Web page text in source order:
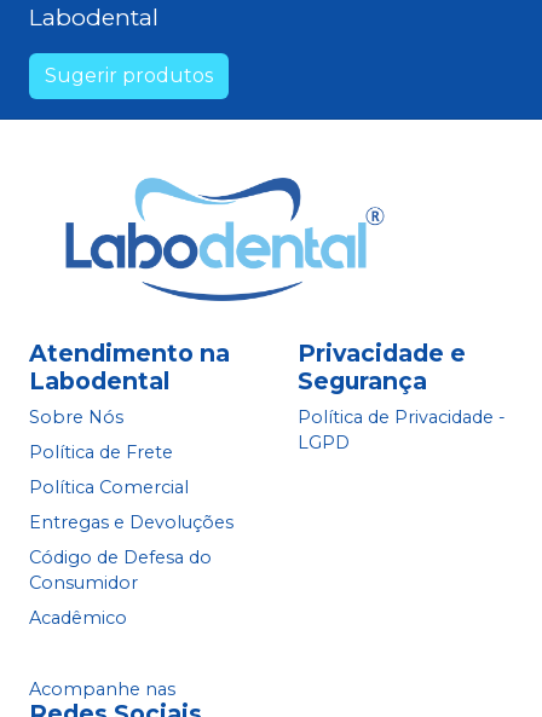
Labodental
Sugerir produtos
Atendimento na
Labodental
Sobre Nós
Política de Frete
Política Comercial
Entregas e Devoluções
Código de Defesa do
Consumidor
Acadêmico
Privacidade e
Segurança
Política de Privacidade -
LGPD
Acompanhe nas